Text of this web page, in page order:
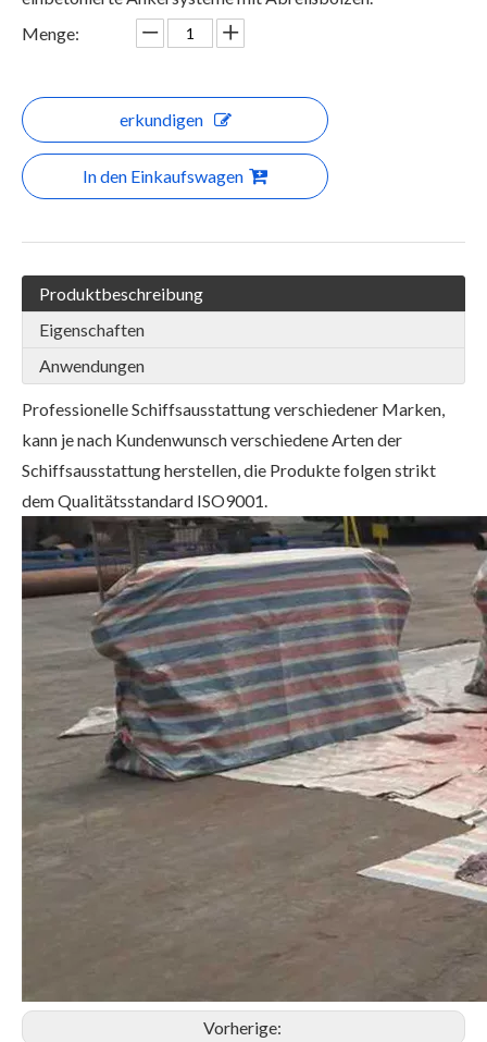
Menge:
erkundigen
In den Einkaufswagen
Produktbeschreibung
Eigenschaften
Anwendungen
Professionelle Schiffsausstattung verschiedener Marken,
kann je nach Kundenwunsch verschiedene Arten der
Schiffsausstattung herstellen, die Produkte folgen strikt
dem Qualitätsstandard ISO9001.
Vorherige: